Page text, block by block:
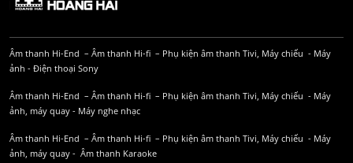
Âm thanh Hi-End – Âm thanh Hi-fi – Phụ kiện âm thanh Tivi, Máy chiếu - Máy
ảnh - Điện thoại Sony
Âm thanh Hi-End – Âm thanh Hi-fi – Phụ kiện âm thanh Tivi, Máy chiếu - Máy
ảnh, máy quay - Máy nghe nhạc
Âm thanh Hi-End – Âm thanh Hi-fi – Phụ kiện âm thanh Tivi, Máy chiếu - Máy
ảnh, máy quay - Âm thanh Karaoke